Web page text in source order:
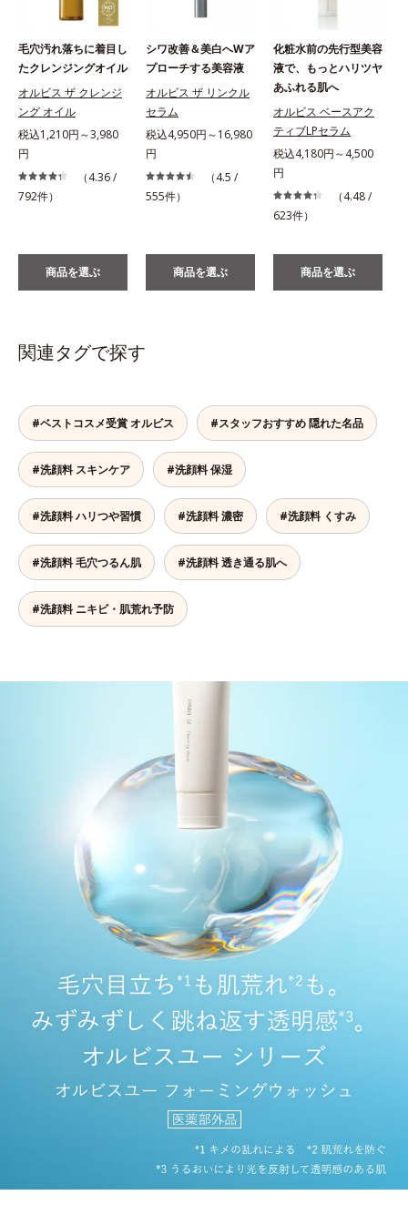
毛穴汚れ落ちに着目し
たクレンジングオイル
オルビス ザ クレンジ
ング オイル
税込1,210円～3,980
円
（4.36 /
792件）
商品を選ぶ
シワ改善＆美白へWア
プローチする美容液
オルビス ザ リンクル
セラム
税込4,950円～16,980
円
（4.5 /
555件）
商品を選ぶ
化粧水前の先行型美容
液で、もっとハリツヤ
あふれる肌へ
オルビス ベースアク
ティブLPセラム
税込4,180円～4,500
円
（4.48 /
623件）
商品を選ぶ
関連タグで探す
#ベストコスメ受賞 オルビス #スタッフおすすめ 隠れた名品
#洗顔料 スキンケア #洗顔料 保湿
#洗顔料 ハリつや習慣 #洗顔料 濃密 #洗顔料 くすみ
#洗顔料 毛穴つるん肌 #洗顔料 透き通る肌へ
#洗顔料 ニキビ・肌荒れ予防